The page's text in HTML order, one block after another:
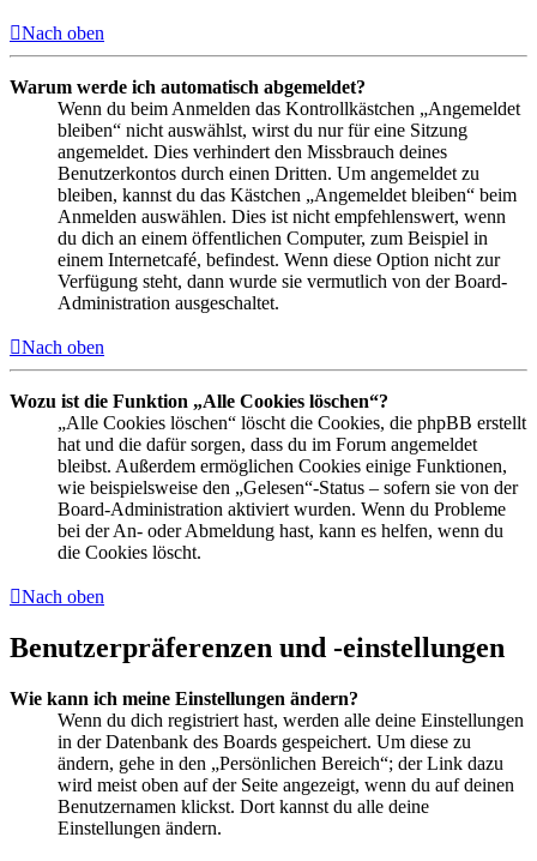
Nach oben
Warum werde ich automatisch abgemeldet?
Wenn du beim Anmelden das Kontrollkästchen „Angemeldet
bleiben“ nicht auswählst, wirst du nur für eine Sitzung
angemeldet. Dies verhindert den Missbrauch deines
Benutzerkontos durch einen Dritten. Um angemeldet zu
bleiben, kannst du das Kästchen „Angemeldet bleiben“ beim
Anmelden auswählen. Dies ist nicht empfehlenswert, wenn
du dich an einem öffentlichen Computer, zum Beispiel in
einem Internetcafé, befindest. Wenn diese Option nicht zur
Verfügung steht, dann wurde sie vermutlich von der Board-
Administration ausgeschaltet.
Nach oben
Wozu ist die Funktion „Alle Cookies löschen“?
„Alle Cookies löschen“ löscht die Cookies, die phpBB erstellt
hat und die dafür sorgen, dass du im Forum angemeldet
bleibst. Außerdem ermöglichen Cookies einige Funktionen,
wie beispielsweise den „Gelesen“-Status – sofern sie von der
Board-Administration aktiviert wurden. Wenn du Probleme
bei der An- oder Abmeldung hast, kann es helfen, wenn du
die Cookies löscht.
Nach oben
Benutzerpräferenzen und -einstellungen
Wie kann ich meine Einstellungen ändern?
Wenn du dich registriert hast, werden alle deine Einstellungen
in der Datenbank des Boards gespeichert. Um diese zu
ändern, gehe in den „Persönlichen Bereich“; der Link dazu
wird meist oben auf der Seite angezeigt, wenn du auf deinen
Benutzernamen klickst. Dort kannst du alle deine
Einstellungen ändern.